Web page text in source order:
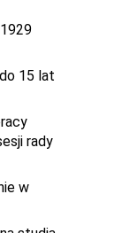
15 lat
rady
w